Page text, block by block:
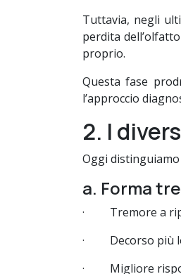
Tuttavia, negli
perdita
proprio.
Questa fase
l’approccio
2. I
Oggi
a. Forma
· Tremore a
· Decorso più
· Migliore